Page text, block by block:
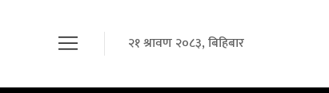
२१ श्रावण २०८३, बिहिबार